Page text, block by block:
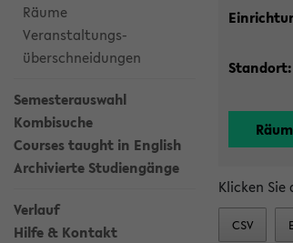
Räume
Veranstaltungs-
überschneidungen
Semesterauswahl
Kombisuche
Courses taught in English
Archivierte Studiengänge
Verlauf
Hilfe & Kontakt
Standort:
Klicken
CSV